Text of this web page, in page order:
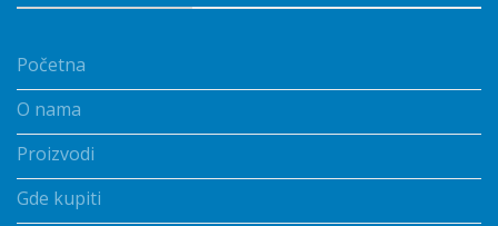
Početna
O nama
Proizvodi
Gde kupiti